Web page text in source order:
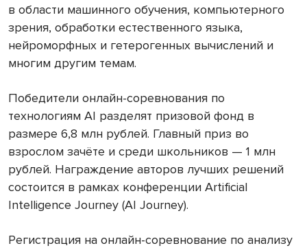
в области машинного обучения, компьютерного
зрения, обработки естественного языка,
нейроморфных и гетерогенных вычислений и
многим другим темам.
Победители онлайн-соревнования по
технологиям AI разделят призовой фонд в
размере 6,8 млн рублей. Главный приз во
взрослом зачёте и среди школьников — 1 млн
рублей. Награждение авторов лучших решений
состоится в рамках конференции Artificial
Intelligence Journey (AI Journey).
Регистрация на онлайн-соревнование по анализу